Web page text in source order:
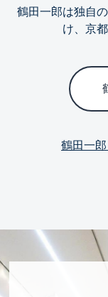
鶴田一郎は独自
け、京
鶴田一